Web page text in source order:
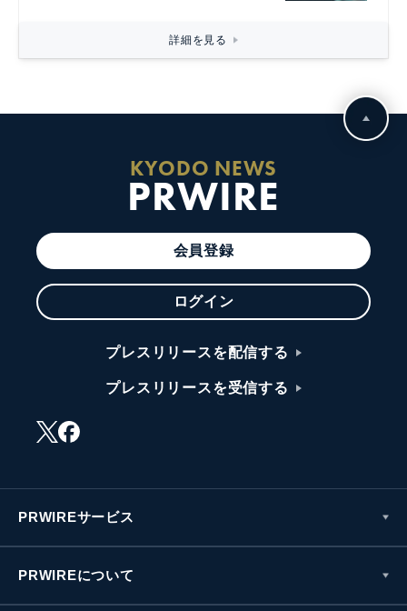
詳細を見る
KYODO NEWS
PRWIRE
会員登録
ログイン
プレスリリースを配信する
プレスリリースを受信する
PRWIREサービス
PRWIREについて